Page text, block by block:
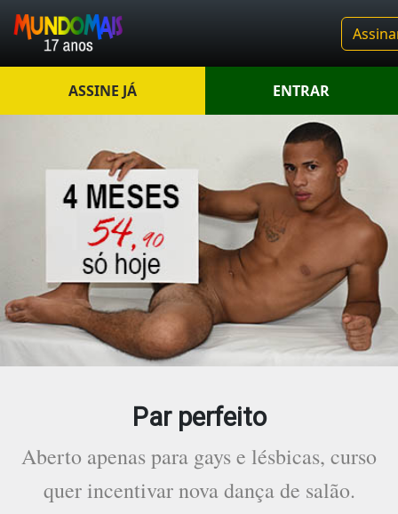
ASSINE JÁ ENTRAR
Par perfeito
Aberto apenas para gays e lésbicas, curso
quer incentivar nova dança de salão.